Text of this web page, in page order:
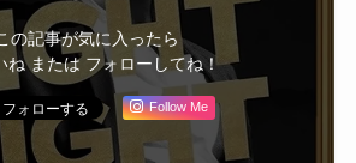
の記事が気に入ったら
ね または フォローしてね！
Follow Me